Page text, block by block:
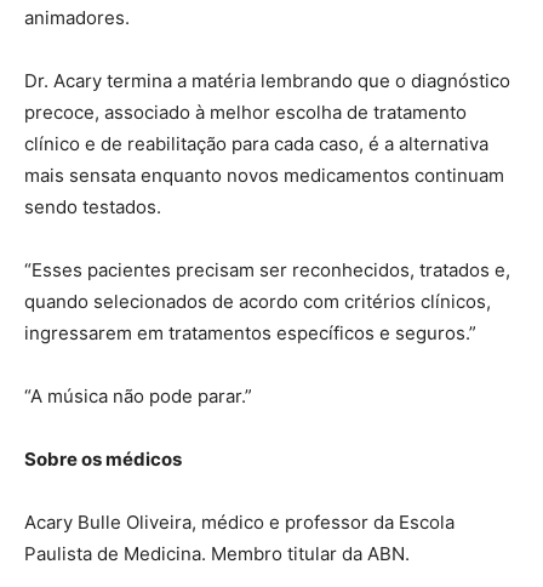
animadores.
Dr. Acary termina a matéria lembrando que o diagnóstico
precoce, associado à melhor escolha de tratamento
clínico e de reabilitação para cada caso, é a alternativa
mais sensata enquanto novos medicamentos continuam
sendo testados.
“Esses pacientes precisam ser reconhecidos, tratados e,
quando selecionados de acordo com critérios clínicos,
ingressarem em tratamentos específicos e seguros.”
“A música não pode parar.”
Sobre os médicos
Acary Bulle Oliveira, médico e professor da Escola
Paulista de Medicina. Membro titular da ABN.